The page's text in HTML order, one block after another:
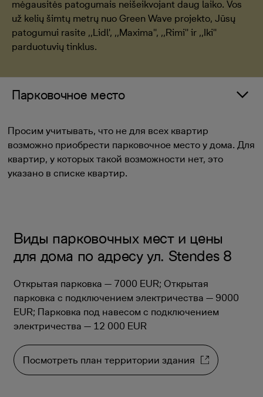
mėgausitės patogumais neišeikvojant daug laiko. Vos
už kelių šimtų metrų nuo Green Wave projekto, Jūsų
patogumui rasite ,,Lidl', ,,Maxima'', ,,Rimi'' ir ,,Iki''
parduotuvių tinklus.
Парковочное место
Просим учитывать, что не для всех квартир
возможно приобрести парковочное место у дома. Для
квартир, у которых такой возможности нет, это
указано в списке квартир.
Виды парковочных мест и цены
для дома по адресу ул. Stendes 8
Открытая парковка — 7000 EUR; Открытая
парковка с подключением электричества — 9000
EUR; Парковка под навесом с подключением
электричества — 12 000 EUR
Посмотреть план территории здания